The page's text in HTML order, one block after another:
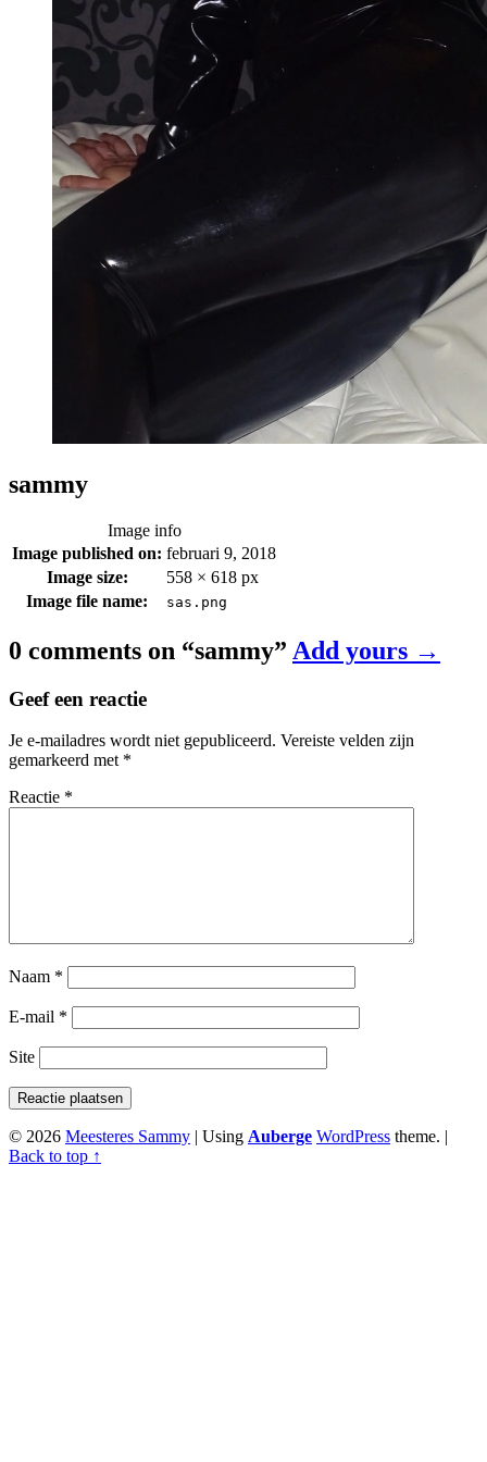
sammy
Image info
Image published on: februari 9, 2018
Image size:
558 × 618 px
Image file name:
sas.png
0 comments on “sammy” Add yours →
Geef een reactie
Je e-mailadres wordt niet gepubliceerd. Vereiste velden zijn
gemarkeerd met *
Reactie *
Naam *
E-mail *
Site
© 2026 Meesteres Sammy | Using Auberge WordPress theme. |
Back to top ↑